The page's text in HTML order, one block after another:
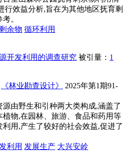
行效益分析,旨在为其他地区抚育剩
。
余物 循环利用
开发利用的调查研究 被引量： 1
《林业勘查设计》
2025年第1期91-
由野生和引种两大类构成,涵盖了
物,在园林、旅游、食品和药用等
用,产生了较好的社会效益,促进了
利用 发展生产 大兴安岭